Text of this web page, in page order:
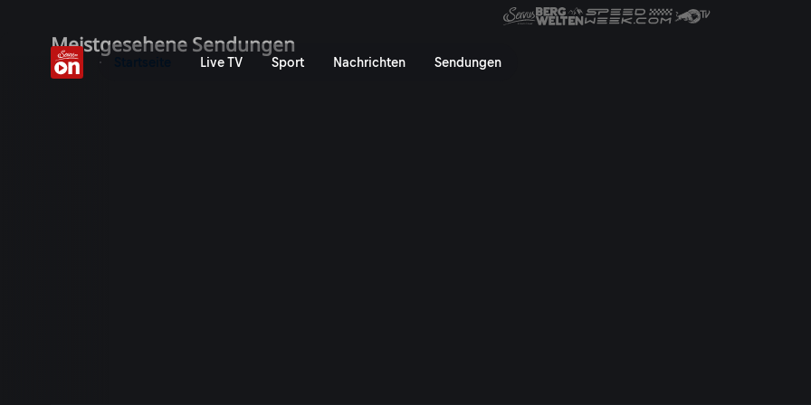
Live TV Sport Nachrichten Sendungen
ServusTV On: Livestreams, Mediathek, TV-Programm,
Meistgesehene Sendungen